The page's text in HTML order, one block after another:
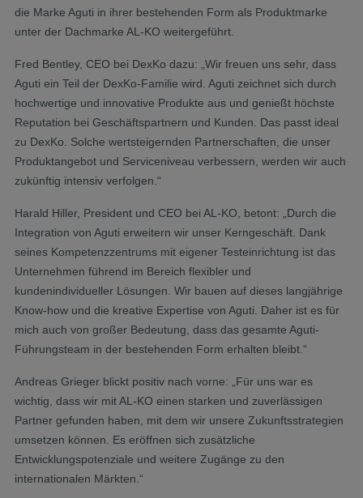
die Marke Aguti in ihrer bestehenden Form als Produktmarke
unter der Dachmarke AL-KO weitergeführt.
Fred Bentley, CEO bei DexKo dazu: „Wir freuen uns sehr, dass
Aguti ein Teil der DexKo-Familie wird. Aguti zeichnet sich durch
hochwertige und innovative Produkte aus und genießt höchste
Reputation bei Geschäftspartnern und Kunden. Das passt ideal
zu DexKo. Solche wertsteigernden Partnerschaften, die unser
Produktangebot und Serviceniveau verbessern, werden wir auch
zukünftig intensiv verfolgen.“
Harald Hiller, President und CEO bei AL-KO, betont: „Durch die
Integration von Aguti erweitern wir unser Kerngeschäft. Dank
seines Kompetenzzentrums mit eigener Testeinrichtung ist das
Unternehmen führend im Bereich flexibler und
kundenindividueller Lösungen. Wir bauen auf dieses langjährige
Know-how und die kreative Expertise von Aguti. Daher ist es für
mich auch von großer Bedeutung, dass das gesamte Aguti-
Führungsteam in der bestehenden Form erhalten bleibt.“
Andreas Grieger blickt positiv nach vorne: „Für uns war es
wichtig, dass wir mit AL-KO einen starken und zuverlässigen
Partner gefunden haben, mit dem wir unsere Zukunftsstrategien
umsetzen können. Es eröffnen sich zusätzliche
Entwicklungspotenziale und weitere Zugänge zu den
internationalen Märkten.“